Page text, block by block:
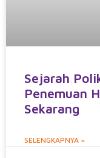
Sejarah
Penemuan
Sekarang
SELENGKAPNYA »